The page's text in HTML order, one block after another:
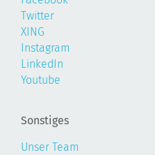
Twitter
XING
Instagram
LinkedIn
Youtube
Sonstiges
Unser Team